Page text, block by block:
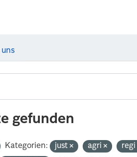
gefunden
Kategorien: just agri